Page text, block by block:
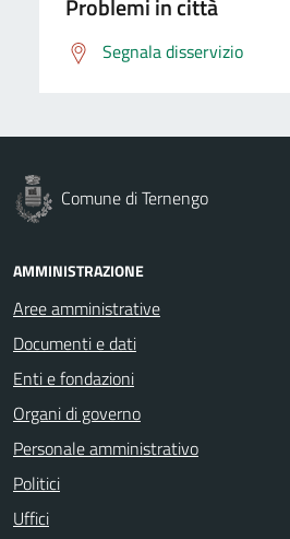
Problemi in città
Segnala disservizio
Comune di Ternengo
AMMINISTRAZIONE
Aree amministrative
Documenti e dati
Enti e fondazioni
Organi di governo
Personale amministrativo
Politici
Uffici